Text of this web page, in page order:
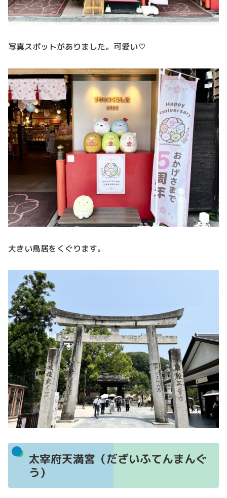
写真スポットがありました。可愛い♡
大きい鳥居をくぐります。
太宰府天満宮（だざいふてんまんぐ
う）